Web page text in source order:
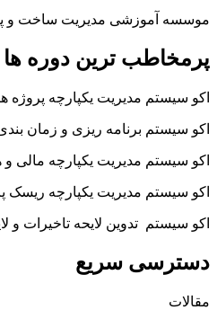
موسسه آموزشی مدیریت ساخت و
پرمخاطب ترین دوره ها
اکو سیستم مدیریت یکپارچه
اکو سیستم برنامه ریزی و زمان
اکو سیستم مدیریت یکپارچه مالی و
اکو سیستم مدیریت یکپارچه ریسک
اکو سیستم تدوین لایحه تاخیرات و
دسترسی سریع
مقالات